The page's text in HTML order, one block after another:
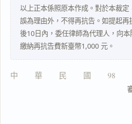
以上正本係照原本作成。對於本裁
誤為理由外，不得再抗告。如提起
後10日內，委任律師為代理人，向
繳納再抗告費新臺幣1,000 元。
中　　華　　民　　國　　98　